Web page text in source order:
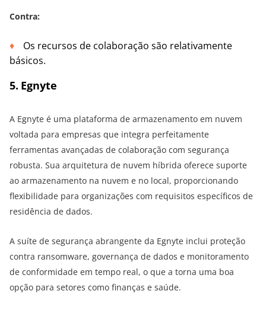
Contra:
Os recursos de colaboração são relativamente
básicos.
5. Egnyte
A Egnyte é uma plataforma de armazenamento em nuvem
voltada para empresas que integra perfeitamente
ferramentas avançadas de colaboração com segurança
robusta. Sua arquitetura de nuvem híbrida oferece suporte
ao armazenamento na nuvem e no local, proporcionando
flexibilidade para organizações com requisitos específicos de
residência de dados.
A suíte de segurança abrangente da Egnyte inclui proteção
contra ransomware, governança de dados e monitoramento
de conformidade em tempo real, o que a torna uma boa
opção para setores como finanças e saúde.